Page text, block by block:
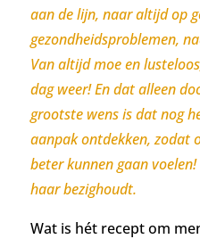
aan de lijn, naar altijd op
gezondheidsproblemen,
Van altijd moe en
dag weer! En dat alleen
grootste wens is dat nog
aanpak ontdekken, zodat
beter kunnen gaan
haar bezighoudt.
Wat is hét recept om